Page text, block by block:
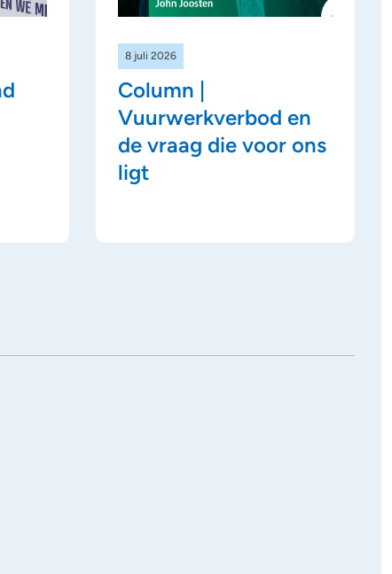
Column |
Vuurwerkverbod en
de vraag die voor ons
ligt
8 juli 2026